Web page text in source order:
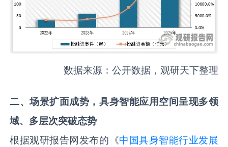
数据来源：公开数据，观研天下整理
二、场景扩面成势，具身智能应用空间呈现多领
域、多层次突破态势
根据观研报告网发布的《中国具身智能行业发展